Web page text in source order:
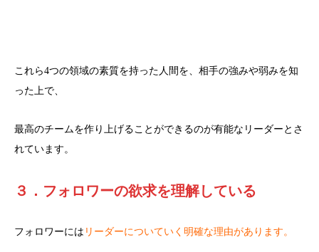
これら4つの領域の素質を持った人間を、相手の強みや弱みを知
った上で、
最高のチームを作り上げることができるのが有能なリーダーとさ
れています。
３．フォロワーの欲求を理解している
フォロワーには リーダーについていく明確な理由があります。